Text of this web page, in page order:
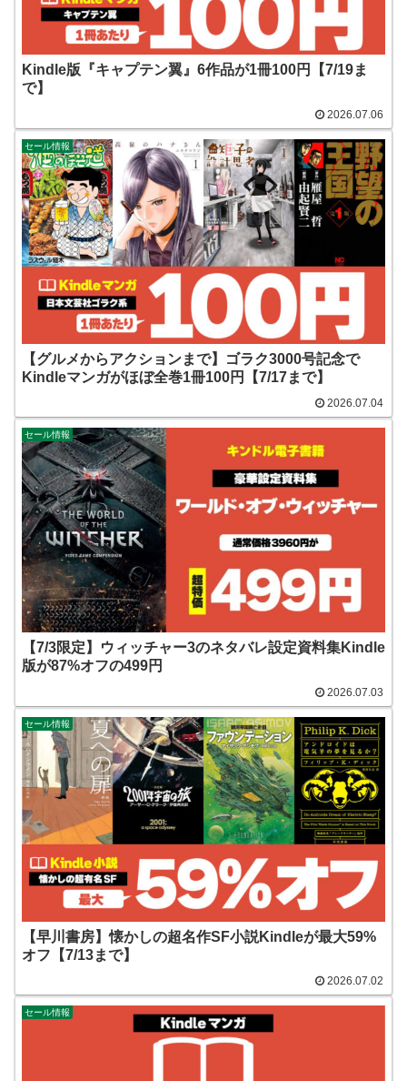
Kindle版『キャプテン翼』6作品が1冊100円【7/19ま
で】
2026.07.06
セール情報
【グルメからアクションまで】ゴラク3000号記念で
Kindleマンガがほぼ全巻1冊100円【7/17まで】
2026.07.04
セール情報
【7/3限定】ウィッチャー3のネタバレ設定資料集Kindle
版が87%オフの499円
2026.07.03
セール情報
【早川書房】懐かしの超名作SF小説Kindleが最大59%
オフ【7/13まで】
2026.07.02
セール情報